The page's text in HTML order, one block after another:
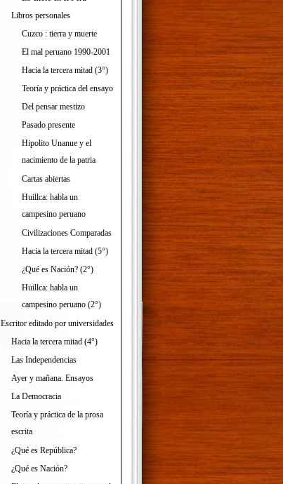
Libros personales
Cuzco : tierra y muerte
El mal peruano 1990-2001
Hacia la tercera mitad (3°)
Teoría y práctica del ensayo
Del pensar mestizo
Pasado presente
Hipolito Unanue y el
nacimiento de la patria
Cartas abiertas
Huillca: habla un
campesino peruano
Civilizaciones Comparadas
Hacia la tercera mitad (5°)
¿Qué es Nación? (2°)
Huillca: habla un
campesino peruano (2°)
Escritor editado por universidades
Hacia la tercera mitad (4°)
Las Independencias
Ayer y mañana. Ensayos
La Democracia
Teoría y práctica de la prosa
escrita
¿Qué es República?
¿Qué es Nación?